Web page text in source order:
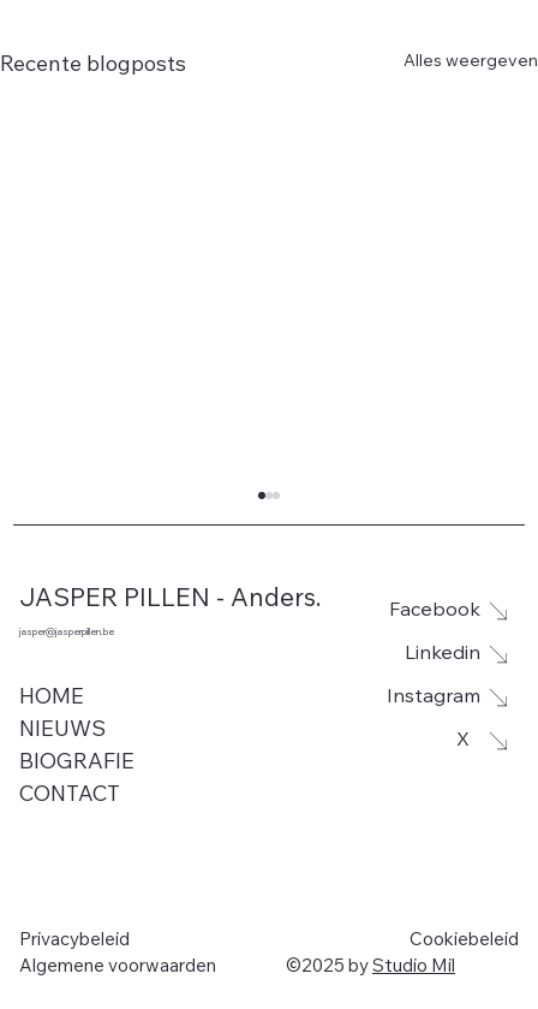
Recente blogposts Alles weergeven
Leegstand voor site De Rhille in
Woumen vanaf 1 september. Jasper
JASPER PILLEN - Anders.
jasper@jasperpillen.be
HOME
NIEUWS
BIOGRAFIE
CONTACT
Facebook
Linkedin
Instagram
X
Privacybeleid
Algemene voorwaarden
©2025 by Studio Mil
Cookiebeleid